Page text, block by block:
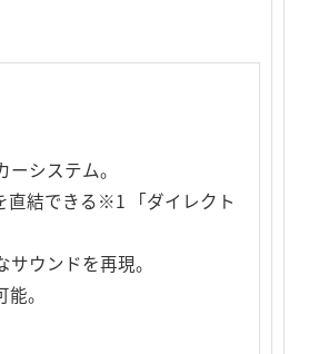
システム。
直結できる※1 「ダイレクト
ウンドを再現。
。